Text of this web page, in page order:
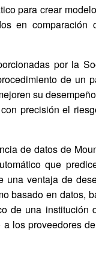
para crear
en comparación
por la
de un
su
precisión el
de datos de
que
ventaja de
basado en datos,
de una institución
los proveedores